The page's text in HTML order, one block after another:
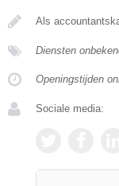
Als
Diensten
Openingstijden
Sociale media: